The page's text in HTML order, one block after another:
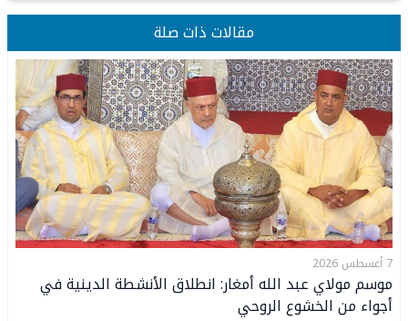
مقالات ذات صلة
7 أغسطس 2026
موسم مولاي عبد الله أمغار: انطلاق الأنشطة الدينية في
أجواء من الخشوع الروحي